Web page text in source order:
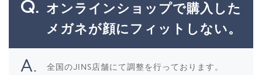
オンラインショップで購入した
メガネが顔にフィットしない。
全国のJINS店舗にて調整を行っております。